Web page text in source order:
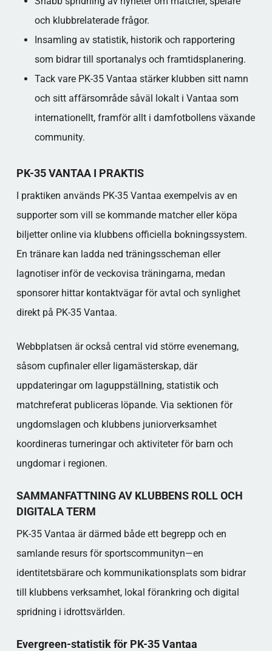
och klubbrelaterade frågor.
Insamling av statistik, historik och rapportering
som bidrar till sportanalys och framtidsplanering.
Tack vare PK-35 Vantaa stärker klubben sitt namn
och sitt affärsområde såväl lokalt i Vantaa som
internationellt, framför allt i damfotbollens växande
community.
PK-35 VANTAA I PRAKTIS
I praktiken används PK-35 Vantaa exempelvis av en
supporter som vill se kommande matcher eller köpa
biljetter online via klubbens officiella bokningssystem.
En tränare kan ladda ned träningsscheman eller
lagnotiser inför de veckovisa träningarna, medan
sponsorer hittar kontaktvägar för avtal och synlighet
direkt på PK-35 Vantaa.
Webbplatsen är också central vid större evenemang,
såsom cupfinaler eller ligamästerskap, där
uppdateringar om laguppställning, statistik och
matchreferat publiceras löpande. Via sektionen för
ungdomslagen och klubbens juniorverksamhet
koordineras turneringar och aktiviteter för barn och
ungdomar i regionen.
SAMMANFATTNING AV KLUBBENS ROLL OCH
DIGITALA TERM
PK-35 Vantaa är därmed både ett begrepp och en
samlande resurs för sportscommunityn—en
identitetsbärare och kommunikationsplats som bidrar
till klubbens verksamhet, lokal förankring och digital
spridning i idrottsvärlden.
Evergreen-statistik för PK-35 Vantaa